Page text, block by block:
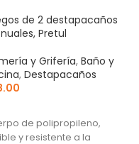
de 2 destapacaños
Pretul
y Grifería, Baño y
, Destapacaños
de polipropileno,
y resistente a la